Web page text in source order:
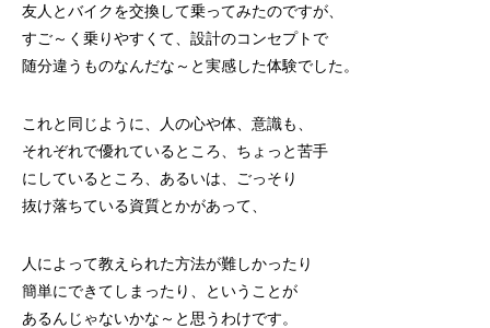
友人とバイクを交換して乗ってみたのですが、
すご～く乗りやすくて、設計のコンセプトで
随分違うものなんだな～と実感した体験でした。
これと同じように、人の心や体、意識も、
それぞれで優れているところ、ちょっと苦手
にしているところ、あるいは、ごっそり
抜け落ちている資質とかがあって、
人によって教えられた方法が難しかったり
簡単にできてしまったり、ということが
あるんじゃないかな～と思うわけです。